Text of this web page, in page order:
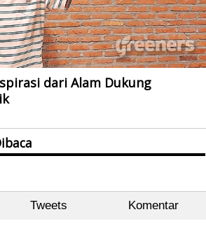
dari Alam Dukung
Tweets Komentar